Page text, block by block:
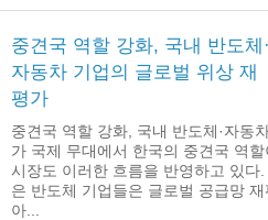
중견국 역할 강화, 국내 반도체·
자동차 기업의 글로벌 위상 재
평가
중견국 역할 강화, 국내 반도체·자동
가 국제 무대에서 한국의 중견국 역
시장도 이러한 흐름을 반영하고 있다
은 반도체 기업들은 글로벌 공급망
아...